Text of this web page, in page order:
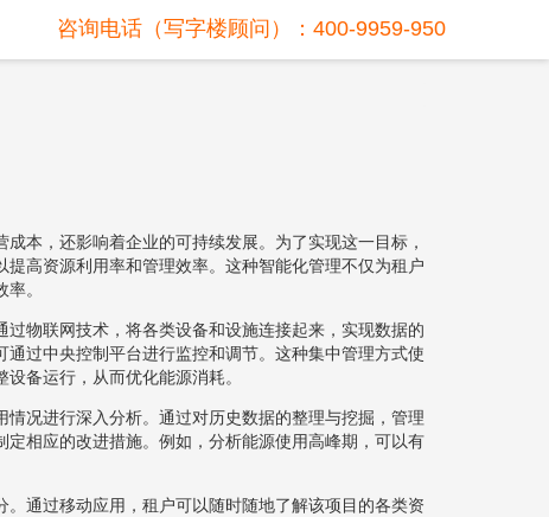
咨询电话（写字楼顾问）：400-9959-950
本，还影响着企业的可持续发展。为了实现这一目标，
高资源利用率和管理效率。这种智能化管理不仅为租户
。
物联网技术，将各类设备和设施连接起来，实现数据的
过中央控制平台进行监控和调节。这种集中管理方式使
备运行，从而优化能源消耗。
况进行深入分析。通过对历史数据的整理与挖掘，管理
相应的改进措施。例如，分析能源使用高峰期，可以有
通过移动应用，租户可以随时随地了解该项目的各类资